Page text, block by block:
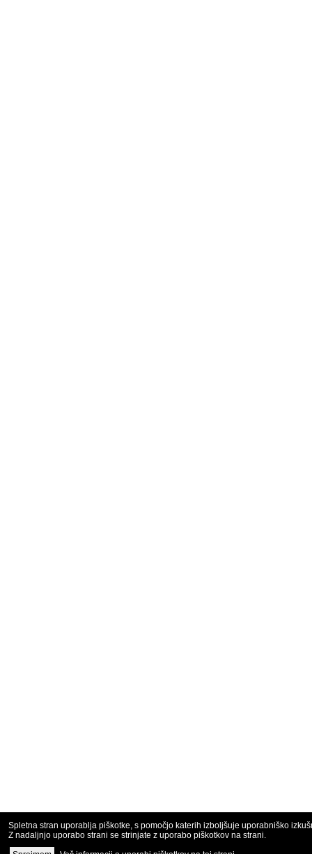
Spletna stran uporablja piškotke, s pomočjo katerih izboljšuje uporabniško
Z nadaljnjo uporabo strani se strinjate z uporabo piškotkov na strani.